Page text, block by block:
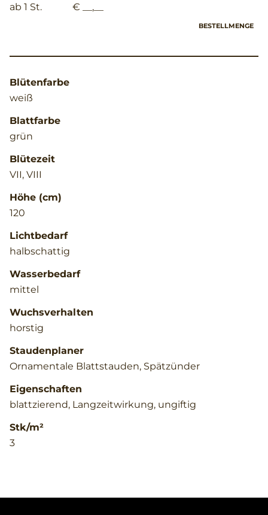
ab 1 St.
€ __,__
BESTELLMENGE
Blütenfarbe
weiß
Blattfarbe
grün
Blütezeit
VII, VIII
Höhe (cm)
120
Lichtbedarf
halbschattig
Wasserbedarf
mittel
Wuchsverhalten
horstig
Staudenplaner
Ornamentale Blattstauden, Spätzünder
Eigenschaften
blattzierend, Langzeitwirkung, ungiftig
Stk/m²
3